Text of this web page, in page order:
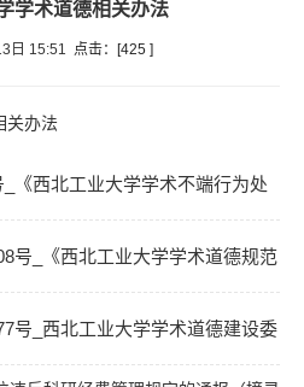
学术道德相关办法
日 15:51 点击：[425 ]
关办法
《西北工业大学学术不端行为处
载 1326次
号_《西北工业大学学术道德规范
1294 次
号_西北工业大学学术道德建设委